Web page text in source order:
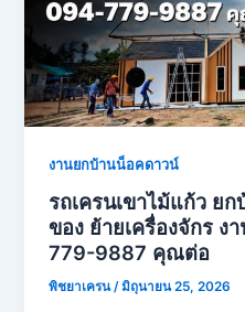
งานยกบ้านน็อคดาวน์
รถเครนเขาไม้แก้ว ย
ของ ย้ายเครื่องจักร
779-9887 คุณต่อ
พิชยาเครน/มิถุนายน 25, 2026